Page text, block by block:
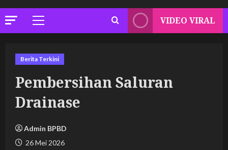
Primary
VIDEO VIRAL
Berita Terkini
Pembersihan Saluran
Drainase
Admin BPBD
26 Mei 2026